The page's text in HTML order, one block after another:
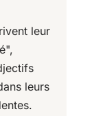
leur
leurs